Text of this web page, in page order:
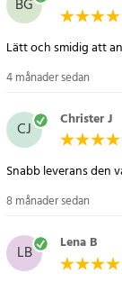
Specifikation
- Elektrisk
- Folieskärare
- Lämplig för alla
- Strömförsörjning:
Artikelnummer :
BG
Lätt och smidig att
4 månader sedan
CJ Christer J
Snabb leverans den
8 månader sedan
LB Lena B